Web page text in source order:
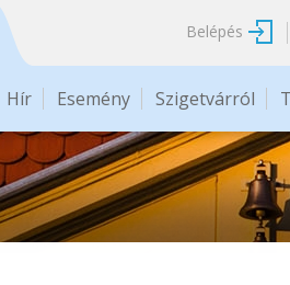
Belépés
Hír Esemény Szigetvárról